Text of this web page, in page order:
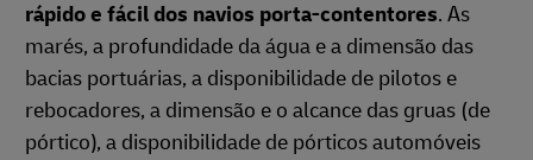
rápido e fácil dos navios porta-contentores. As
marés, a profundidade da água e a dimensão das
bacias portuárias, a disponibilidade de pilotos e
rebocadores, a dimensão e o alcance das gruas (de
pórtico), a disponibilidade de pórticos automóveis